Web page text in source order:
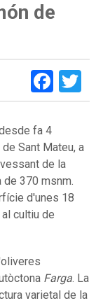
de
fa 4
Sant Mateu, a
de la
de 370 msnm.
d'unes 18
cultiu de
Farga. La
varietal de la